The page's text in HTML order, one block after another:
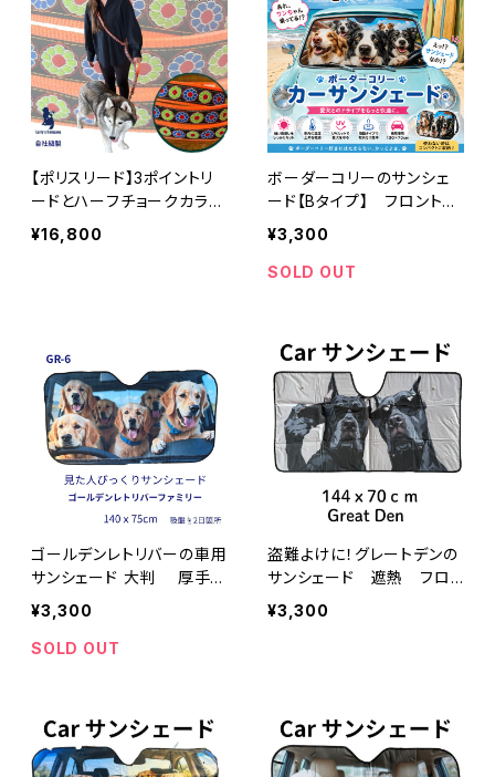
【ポリスリード】3ポイントリ
ードとハーフチョークカラー
【L ノーマルの長さ セット】
大型犬用 Lサイズ 浜名湖ラ
¥16,800
ボーダーコリーのサンシェ
ード【Bタイプ】 フロントガ
ラスサンシェード
¥3,300
SOLD OUT
ゴールデンレトリバーの車用
サンシェード 大判 厚手・
UVカット・断熱
¥3,300
SOLD OUT
盗難よけに！グレートデンの
サンシェード 遮熱 フロ
ントガラスサンシェード
¥3,300